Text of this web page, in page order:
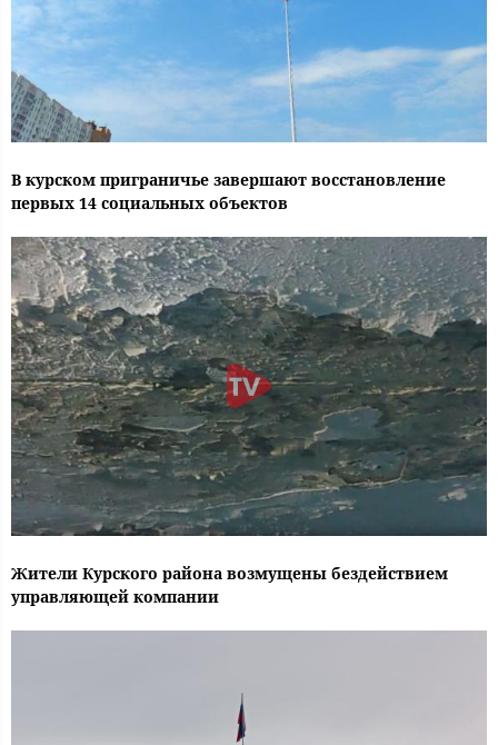
В курском приграничье завершают восстановление
первых 14 социальных объектов
Жители Курского района возмущены бездействием
управляющей компании